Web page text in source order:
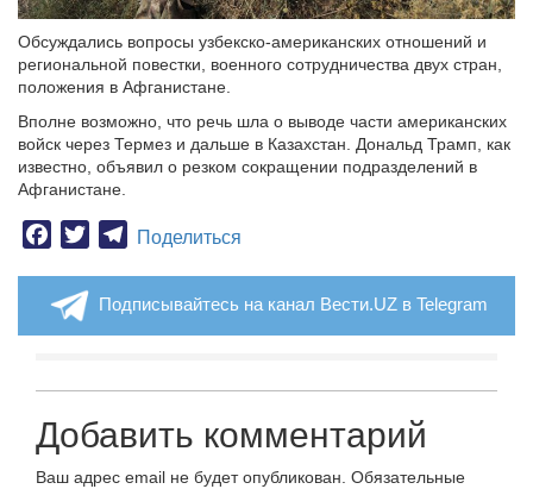
Обсуждались вопросы узбекско-американских отношений и
региональной повестки, военного сотрудничества двух стран,
положения в Афганистане.
Вполне возможно, что речь шла о выводе части американских
войск через Термез и дальше в Казахстан. Дональд Трамп, как
известно, объявил о резком сокращении подразделений в
Афганистане.
Facebook
TwitterTelegram
Поделиться
Подписывайтесь на канал Вести.UZ в Telegram
Добавить комментарий
Ваш адрес email не будет опубликован. Обязательные